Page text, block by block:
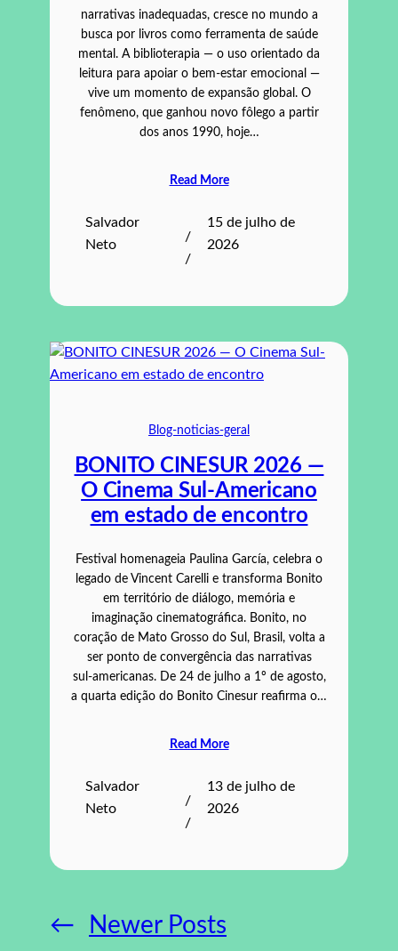
narrativas inadequadas, cresce no mundo a
busca por livros como ferramenta de saúde
mental. A biblioterapia — o uso orientado da
leitura para apoiar o bem‑estar emocional —
vive um momento de expansão global. O
fenômeno, que ganhou novo fôlego a partir
dos anos 1990, hoje…
Read More
Salvador
Neto
/
/
15 de julho de
2026
Blog-noticias-geral
BONITO CINESUR 2026 —
O Cinema Sul-Americano
em estado de encontro
Festival homenageia Paulina García, celebra o
legado de Vincent Carelli e transforma Bonito
em território de diálogo, memória e
imaginação cinematográfica. Bonito, no
coração de Mato Grosso do Sul, Brasil, volta a
ser ponto de convergência das narrativas
sul‑americanas. De 24 de julho a 1º de agosto,
a quarta edição do Bonito Cinesur reafirma o…
Read More
Salvador
Neto
/
/
13 de julho de
2026
←
Newer Posts